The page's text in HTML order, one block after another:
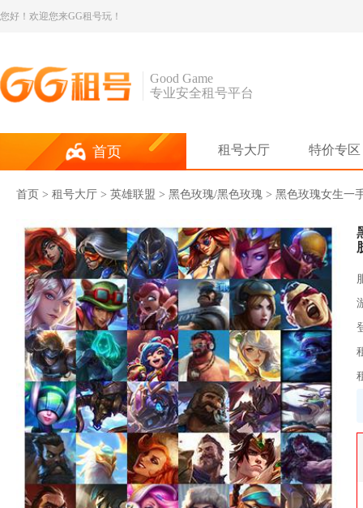
您好！欢迎您来GG租号玩！
Good Game
专业安全租号平台
首页 租号大厅 特价专区
首页 > 租号大厅 > 英雄联盟 > 黑色玫瑰/黑色玫瑰 > 黑色玫瑰女生一